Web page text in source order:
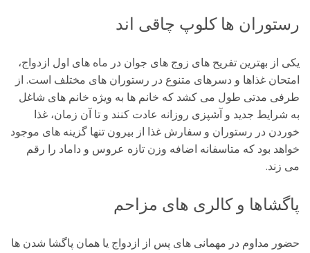
رستوران ها کلوپ چاقی اند
یکی از بهترین تفریح های زوج های جوان در ماه های اول ازدواج،
امتحان غذاها و دسرهای متنوع در رستوران های مختلف است. از
طرفی مدتی طول می کشد که خانم ها به ویژه خانم های شاغل
به شرایط جدید و آشپزی روزانه عادت کنند و تا آن زمان، غذا
خوردن در رستوران و سفارش غذا از بیرون تنها گزینه های موجود
خواهد بود که متاسفانه اضافه وزن تازه عروس و داماد را رقم
می زند.
پاگشاها و کالری های مزاحم
حضور مداوم در مهمانی های پس از ازدواج یا همان پاگشا شدن ها